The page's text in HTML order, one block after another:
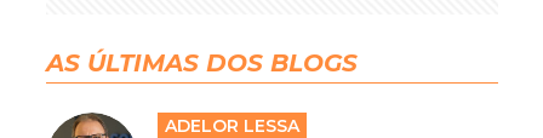
AS ÚLTIMAS DOS BLOGS
ADELOR LESSA